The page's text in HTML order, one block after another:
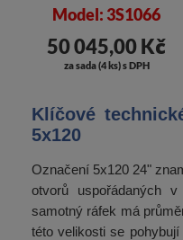
Model: 3S1066
50 045,00 Kč
za sada (4 ks) s DPH
Klíčové
5x120
Označení 5x120 24"
otvorů uspořádaných
samotný ráfek má
této velikosti se